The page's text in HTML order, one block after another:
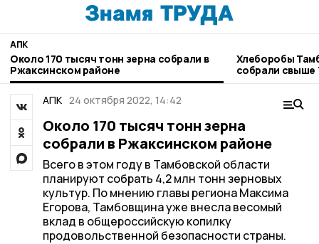
АПК
Около 170 тысяч тонн зерна собрали в
Ржаксинском районе
Хлеборобы
собрали свыше
АПК 24 октября 2022, 14:42
Около 170 тысяч тонн зерна
собрали в Ржаксинском районе
Всего в этом году в Тамбовской области
планируют собрать 4,2 млн тонн зерновых
культур. По мнению главы региона Максима
Егорова, Тамбовщина уже внесла весомый
вклад в общероссийскую копилку
продовольственной безопасности страны.